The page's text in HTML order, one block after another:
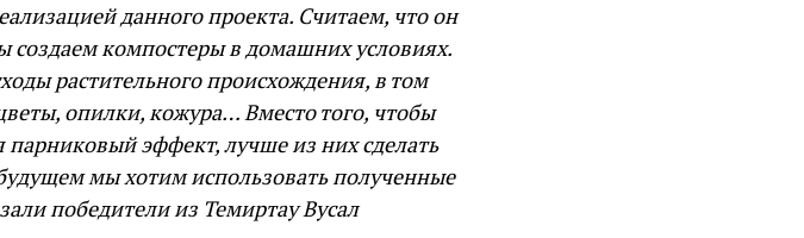
данного проекта. Считаем, что он
создаем компостеры в домашних условиях.
растительного происхождения, в том
опилки, кожура… Вместо того, чтобы
парниковый эффект, лучше из них сделать
мы хотим использовать полученные
победители из Темиртау Вусал